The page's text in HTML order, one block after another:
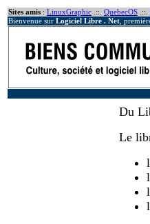
Sites amis : LinuxGraphic .::. QuebecOS .::.
Bienvenue sur Logiciel Libre . Net ,
Du
Le